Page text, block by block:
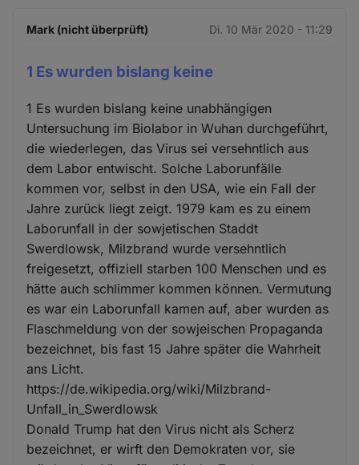
Mark (nicht überprüft) Di. 10 Mär 2020 - 11:29
1 Es wurden bislang keine
1 Es wurden bislang keine unabhängigen
Untersuchung im Biolabor in Wuhan durchgeführt,
die wiederlegen, das Virus sei versehntlich aus
dem Labor entwischt. Solche Laborunfälle
kommen vor, selbst in den USA, wie ein Fall der
Jahre zurück liegt zeigt. 1979 kam es zu einem
Laborunfall in der sowjetischen Staddt
Swerdlowsk, Milzbrand wurde versehntlich
freigesetzt, offiziell starben 100 Menschen und es
hätte auch schlimmer kommen können. Vermutung
es war ein Laborunfall kamen auf, aber wurden as
Flaschmeldung von der sowjeischen Propaganda
bezeichnet, bis fast 15 Jahre später die Wahrheit
ans Licht.
https://de.wikipedia.org/wiki/Milzbrand-
Unfall_in_Swerdlowsk
Donald Trump hat den Virus nicht als Scherz
bezeichnet, er wirft den Demokraten vor, sie